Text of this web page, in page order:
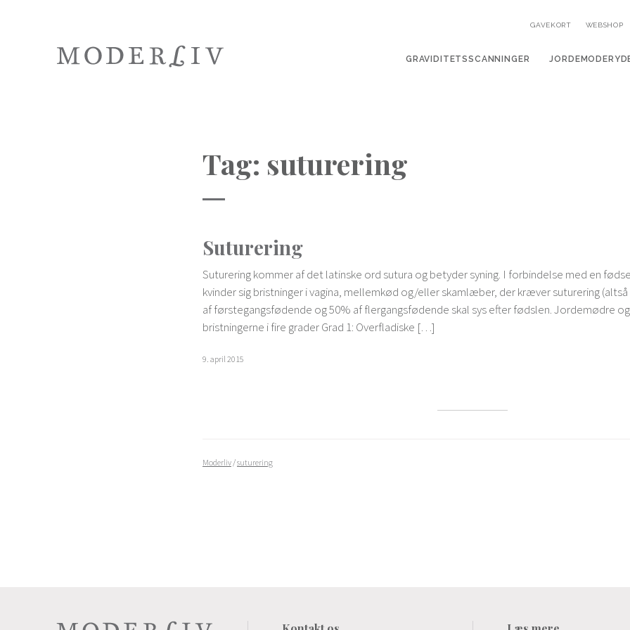
GRAVIDITETSSCANNINGER
GAVEKORT WEBSHOP
Tag: suturering
Suturering
Suturering kommer af det latinske ord sutura og betyder syning. I forbindelse med en
kvinder sig bristninger i vagina, mellemkød og/eller skamlæber, der kræver suturering (altså
af førstegangsfødende og 50% af flergangsfødende skal sys efter fødslen. Jordemødre
bristningerne i fire grader Grad 1: Overfladiske […]
9. april 2015
Moderliv/suturering